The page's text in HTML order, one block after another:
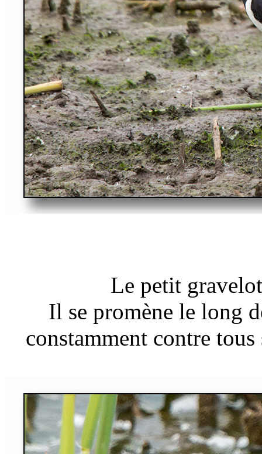
Le petit
Il se promène le long
constamment contre